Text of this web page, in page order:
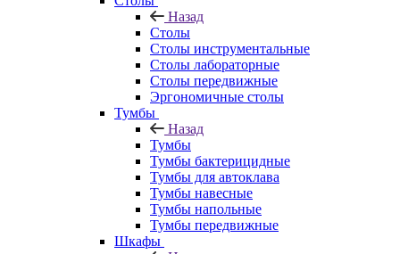
Назад
Столы
Столы инструментальные
Столы лабораторные
Столы передвижные
Эргономичные столы
Тумбы
Назад
Тумбы
Тумбы бактерицидные
Тумбы для автоклава
Тумбы навесные
Тумбы напольные
Тумбы передвижные
Шкафы